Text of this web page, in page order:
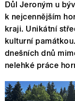
Důl Jeroným u
k nejcennějším
kraji. Unikátní
kulturní
dnešních dnů
nelehké práce